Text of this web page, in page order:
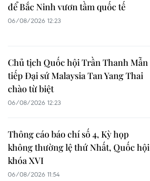
để Bắc Ninh vươn tầm quốc tế
06/08/2026 12:23
Chủ tịch Quốc hội Trần Thanh Mẫn
tiếp Đại sứ Malaysia Tan Yang Thai
chào từ biệt
06/08/2026 12:23
Thông cáo báo chí số 4, Kỳ họp
không thường lệ thứ Nhất, Quốc hội
khóa XVI
06/08/2026 11:54